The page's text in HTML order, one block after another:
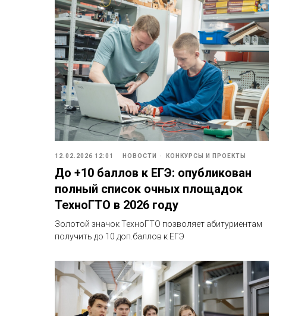
12.02.2026 12:01 НОВОСТИ КОНКУРСЫ И ПРОЕКТЫ
До +10 баллов к ЕГЭ: опубликован
полный список очных площадок
ТехноГТО в 2026 году
Золотой значок ТехноГТО позволяет абитуриентам
получить до 10 доп.баллов к ЕГЭ